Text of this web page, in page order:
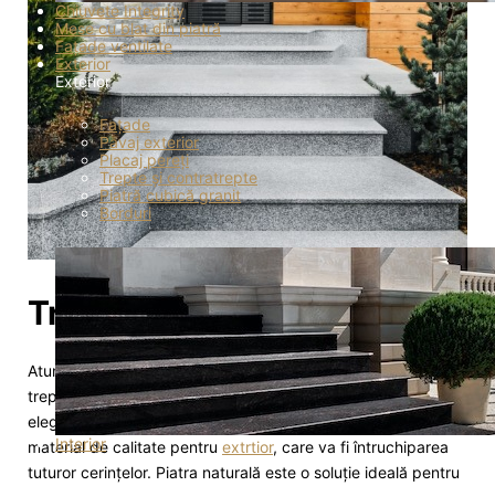
Chiuvete Integrity
Mese cu blat din piatră
Fațade ventilate
Exterior
Exterior
Fațade
Pavaj exterior
Placaj pereți
Trepte și contratrepte
Piatră cubică granit
Borduri
Interior
Trepte și contratrepte
Atunci când planificăm un proiect de finisaj exterior de
trepte in Moldova, principalele atribute sunt durabilitatea și
eleganța. De aceea, punctul cheie este alegerea unui
material de calitate pentru extrtior, care va fi întruchiparea
tuturor cerințelor. Piatra naturală este o soluție ideală pentru